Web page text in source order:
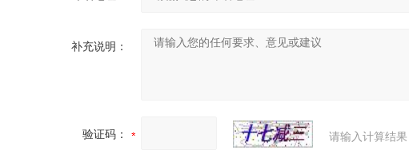
补充说明：
验证码： 请输入计算结